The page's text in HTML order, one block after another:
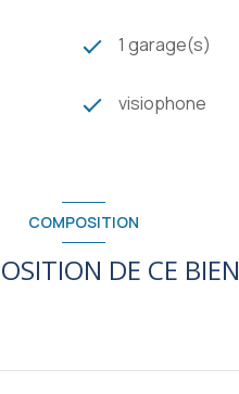
1 garage(s)
visiophone
COMPOSITION
DE CE BIEN